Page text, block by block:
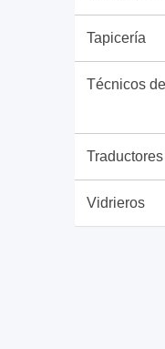
Tapicería
Técnicos
Traductores
Vidrieros